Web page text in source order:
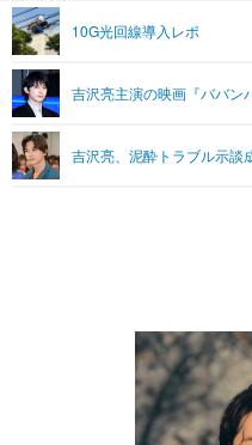
グラビア
ショッピング
ライフTOP
リリース一覧
プッシュ通知の停止方法
10G光回線導入レポ
吉沢亮主演の映画『ババン
吉沢亮、泥酔トラブル示談